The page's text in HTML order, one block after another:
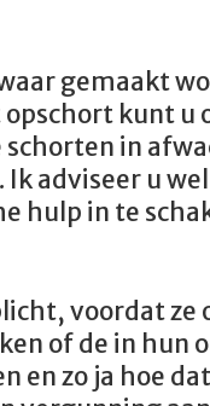
gemaakt
kunt u
in
adviseer u
hulp in te
voordat ze
of de in hun
en zo ja hoe